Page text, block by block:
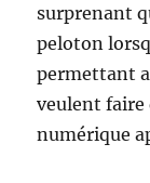
surprenant
peloton
permettant
veulent faire
numérique